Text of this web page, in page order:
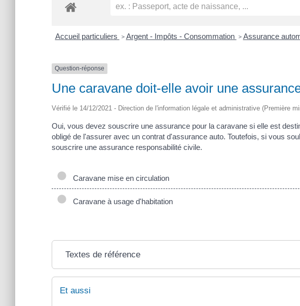
Accueil particuliers > Argent - Impôts - Consommation > Assurance
Question-réponse
Une caravane doit-elle avoir une
Vérifié le 14/12/2021 - Direction de l'information légale et administrative (Première
Oui, vous devez souscrire une assurance pour la caravane si elle est
obligé de l'assurer avec un contrat d'assurance auto. Toutefois, si vous
souscrire une assurance responsabilité civile.
Caravane mise en circulation
Caravane à usage d'habitation
Textes de référence
Et aussi